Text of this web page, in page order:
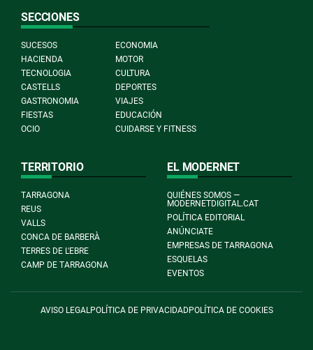
SECCIONES
SUCESOS
ECONOMIA
HACIENDA
MOTOR
TECNOLOGIA
CULTURA
CASTELLS
DEPORTES
GASTRONOMIA
VIAJES
FIESTAS
EDUCACIÓN
OCIO
CUIDARSE Y FITNESS
TERRITORIO
TARRAGONA
REUS
VALLS
CONCA DE BARBERÀ
TERRES DE L'EBRE
CAMP DE TARRAGONA
EL MODERNET
QUIÉNES SOMOS —
MODERNETDIGITAL.CAT
POLÍTICA EDITORIAL
ANÚNCIATE
EMPRESAS DE TARRAGONA
ESQUELAS
EVENTOS
AVISO LEGALPOLÍTICA DE PRIVACIDADPOLÍTICA DE COOKIES